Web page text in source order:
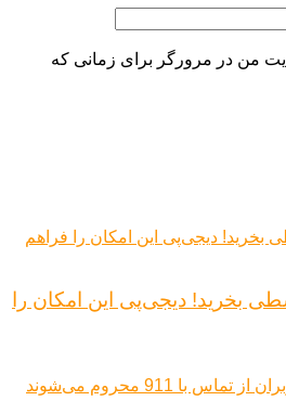
من در مرورگر برای زمانی که
بخرید! دیجی‌پی این امکان را